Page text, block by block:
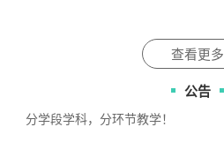
查看更多
公告
分学段学科，分环节教学！